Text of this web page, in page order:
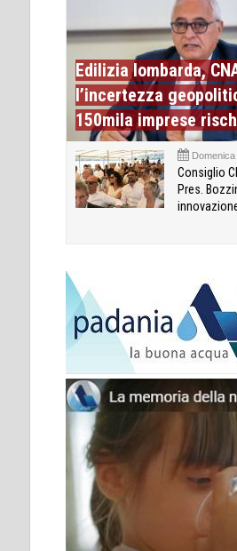
Edilizia lombarda,
l’incertezza
150mila imprese
Consiglio
Pres.